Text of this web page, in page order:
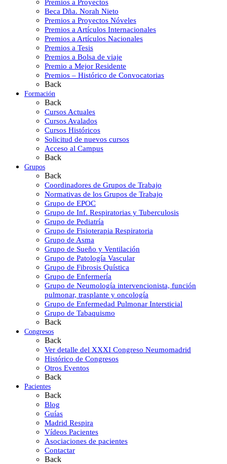
Premios a Proyectos
Beca Dña. Norah Nieto
Premios a Proyectos Nóveles
Premios a Artículos Internacionales
Premios a Artículos Nacionales
Premios a Tesis
Premios a Bolsa de viaje
Premio a Mejor Residente
Premios – Histórico de Convocatorias
Back
Formación
Back
Cursos Actuales
Cursos Avalados
Cursos Históricos
Solicitud de nuevos cursos
Acceso al Campus
Back
Grupos
Back
Coordinadores de Grupos de Trabajo
Normativas de los Grupos de Trabajo
Grupo de EPOC
Grupo de Inf. Respiratorias y Tuberculosis
Grupo de Pediatría
Grupo de Fisioterapia Respiratoria
Grupo de Asma
Grupo de Sueño y Ventilación
Grupo de Patología Vascular
Grupo de Fibrosis Quística
Grupo de Enfermería
Grupo de Neumología intervencionista, función
pulmonar, trasplante y oncología
Grupo de Enfermedad Pulmonar Intersticial
Grupo de Tabaquismo
Back
Congresos
Back
Ver detalle del XXXI Congreso Neumomadrid
Histórico de Congresos
Otros Eventos
Back
Pacientes
Back
Blog
Guías
Madrid Respira
Vídeos Pacientes
Asociaciones de pacientes
Contactar
Back